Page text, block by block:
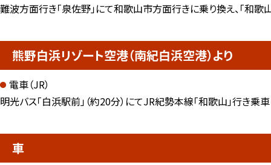
難波方面行き「泉佐野」にて和歌山市方面行きに乗り換え、「和歌
熊野白浜リゾート空港（南紀白浜空港）より
電車（JR）
明光バス「白浜駅前」（約20分）にてJR紀勢本線「和歌山」行き
車